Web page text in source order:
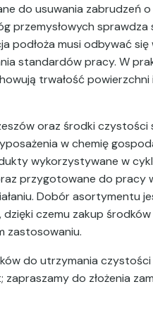
do usuwania zabrudzeń o
przemysłowych sprawdza
podłoża musi odbywać
standardów pracy. W
trwałość powierzchni
oraz środki czystości
w chemię
wykorzystywane w
przygotowane do pracy
Dobór asortymentu
czemu zakup
zastosowaniu.
do utrzymania
do złożenia